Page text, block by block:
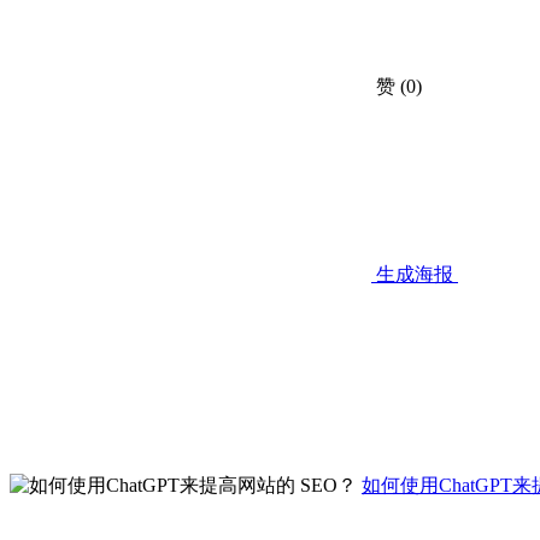
赞 (0)
生成海报
如何使用ChatGPT来